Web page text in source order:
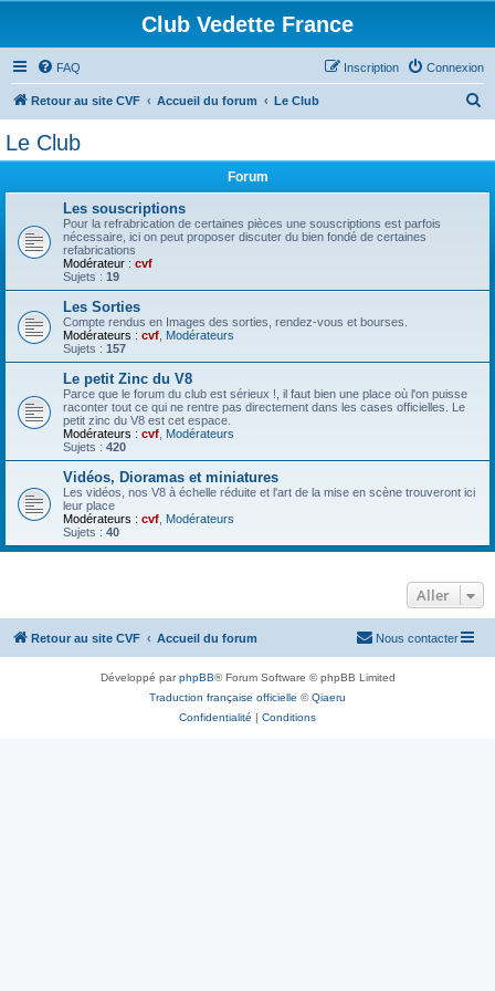
Club Vedette France
FAQ Connexion
Inscription
Retour au site CVF Accueil du forum Le Club
Le Club
Forum
Les souscriptions
Pour la refrabrication de certaines pièces une souscriptions est parfois
nécessaire, ici on peut proposer discuter du bien fondé de certaines
refabrications
Modérateur : cvf
Sujets : 19
Les Sorties
Compte rendus en Images des sorties, rendez-vous et bourses.
Modérateurs : cvf Modérateurs
Sujets : 157
Le petit Zinc du V8
Parce que le forum du club est sérieux !, il faut bien une place où l'on puisse
raconter tout ce qui ne rentre pas directement dans les cases officielles. Le
petit zinc du V8 est cet espace.
Modérateurs : cvf Modérateurs
Sujets : 420
Vidéos, Dioramas et miniatures
Les vidéos, nos V8 à échelle réduite et l'art de la mise en scène trouveront ici
leur place
Modérateurs : cvf Modérateurs
Sujets : 40
Aller
Retour au site CVF Accueil du forum Nous contacter
Développé parphpBB® Forum Software © phpBB Limited
Traduction française officielle ©Qiaeru
Confidentialité | Conditions